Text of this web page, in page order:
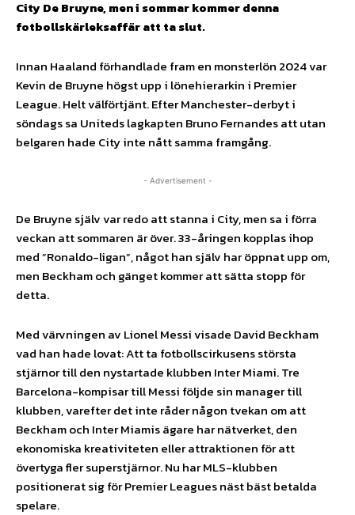
City De Bruyne, men i sommar kommer denna
fotbollskärleksaffär att ta slut.
Innan Haaland förhandlade fram en monsterlön 2024 var
Kevin de Bruyne högst upp i lönehierarkin i Premier
League. Helt välförtjänt. Efter Manchester-derbyt i
söndags sa Uniteds lagkapten Bruno Fernandes att utan
belgaren hade City inte nått samma framgång.
- Advertisement -
De Bruyne själv var redo att stanna i City, men sa i förra
veckan att sommaren är över. 33-åringen kopplas ihop
med ”Ronaldo-ligan”, något han själv har öppnat upp om,
men Beckham och gänget kommer att sätta stopp för
detta.
Med värvningen av Lionel Messi visade David Beckham
vad han hade lovat: Att ta fotbollscirkusens största
stjärnor till den nystartade klubben Inter Miami. Tre
Barcelona-kompisar till Messi följde sin manager till
klubben, varefter det inte råder någon tvekan om att
Beckham och Inter Miamis ägare har nätverket, den
ekonomiska kreativiteten eller attraktionen för att
övertyga fler superstjärnor. Nu har MLS-klubben
positionerat sig för Premier Leagues näst bäst betalda
spelare.